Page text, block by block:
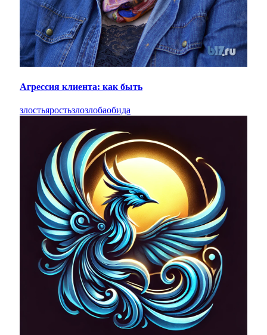
Агрессия клиента: как быть
злостьяростьзлозлобаобида